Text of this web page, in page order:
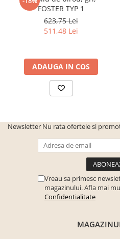
Seturi mobilier birou complet
Camera copiilor
Birouri camera copilului
Paturi pentru copii
Paturi supraetajate
COVOARE CLASICE
COVOARE PUFOASE(SHAGGY)FIR
Banci gradina si terasa
Mese gradina
FOSTER TYP 1
623,75 Lei
511,48 Lei
ADAUGA IN COS
Newsletter Nu rata ofertele si
Vreau sa primesc
magazinului. Afla mai
Confidentialitate